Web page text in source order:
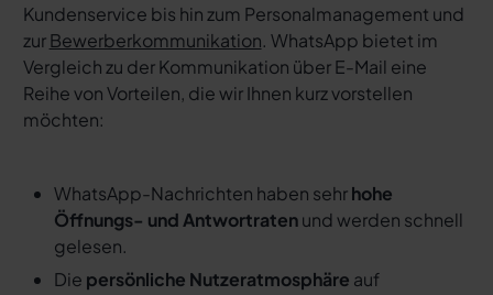
Kundenservice bis hin zum Personalmanagement und
zurBewerberkommunikation. WhatsApp bietet im
Vergleich zu der Kommunikation über E-Mail eine
Reihe von Vorteilen, die wir Ihnen kurz vorstellen
möchten:
WhatsApp-Nachrichten haben sehrhohe
Öffnungs- und Antwortratenund werden schnell
gelesen.
Die persönliche Nutzeratmosphäre auf